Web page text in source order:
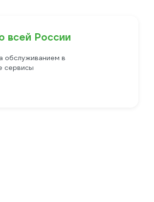
всей России
обслуживанием в
сервисы